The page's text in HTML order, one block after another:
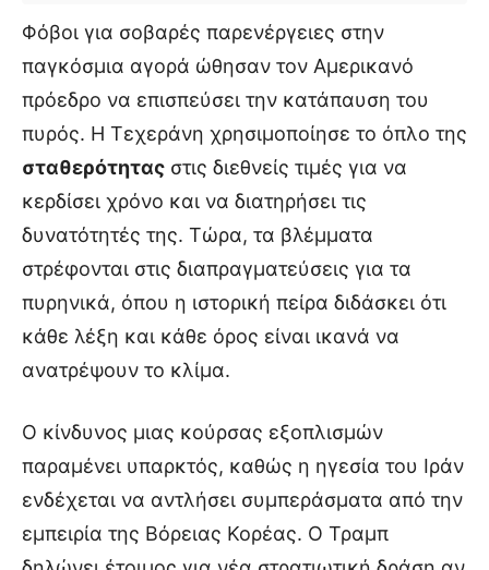
Φόβοι για σοβαρές παρενέργειες στην
παγκόσμια αγορά ώθησαν τον Αμερικανό
πρόεδρο να επισπεύσει την κατάπαυση του
πυρός. Η Τεχεράνη χρησιμοποίησε το όπλο της
σταθερότητας στις διεθνείς τιμές για να
κερδίσει χρόνο και να διατηρήσει τις
δυνατότητές της. Τώρα, τα βλέμματα
στρέφονται στις διαπραγματεύσεις για τα
πυρηνικά, όπου η ιστορική πείρα διδάσκει ότι
κάθε λέξη και κάθε όρος είναι ικανά να
ανατρέψουν το κλίμα.
Ο κίνδυνος μιας κούρσας εξοπλισμών
παραμένει υπαρκτός, καθώς η ηγεσία του Ιράν
ενδέχεται να αντλήσει συμπεράσματα από την
εμπειρία της Βόρειας Κορέας. Ο Τραμπ